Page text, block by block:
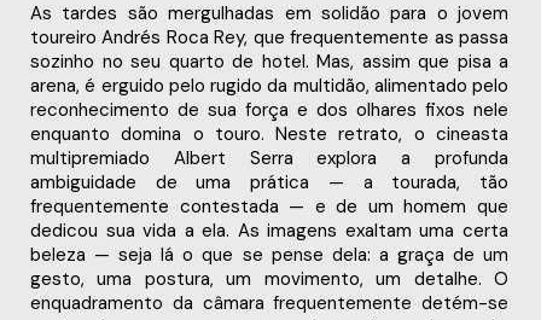
As tardes são mergulhadas em solidão para o jovem
toureiro Andrés Roca Rey, que frequentemente as passa
sozinho no seu quarto de hotel. Mas, assim que pisa a
arena, é erguido pelo rugido da multidão, alimentado pelo
reconhecimento de sua força e dos olhares fixos nele
enquanto domina o touro. Neste retrato, o cineasta
multipremiado Albert Serra explora a profunda
ambiguidade de uma prática — a tourada, tão
frequentemente contestada — e de um homem que
dedicou sua vida a ela. As imagens exaltam uma certa
beleza — seja lá o que se pense dela: a graça de um
gesto, uma postura, um movimento, um detalhe. O
enquadramento da câmara frequentemente detém-se